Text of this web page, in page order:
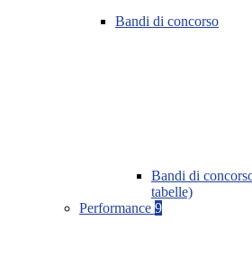
Bandi di concorso
Bandi di
tabelle)
Performance 9